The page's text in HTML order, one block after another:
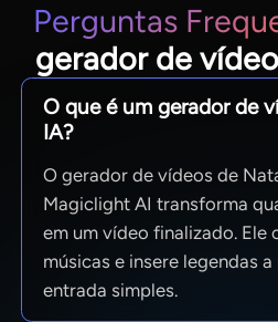
Perguntas
gerador de
O que é um gerador de
IA?
O gerador de vídeos de
Magiclight AI transforma
em um vídeo finalizado. Ele
músicas e insere legendas
entrada simples.